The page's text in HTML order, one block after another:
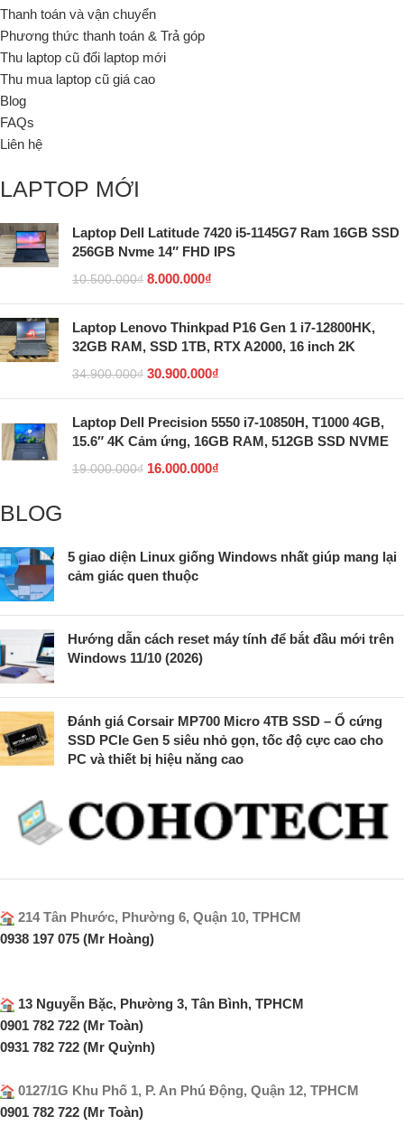
Thanh toán và vận chuyển
Phương thức thanh toán & Trả góp
Thu laptop cũ đổi laptop mới
Thu mua laptop cũ giá cao
Blog
FAQs
Liên hệ
LAPTOP MỚI
Laptop Dell Latitude 7420 i5-1145G7 Ram 16GB SSD
256GB Nvme 14″ FHD IPS
10.500.000₫ 8.000.000₫
Laptop Lenovo Thinkpad P16 Gen 1 i7-12800HK,
32GB RAM, SSD 1TB, RTX A2000, 16 inch 2K
34.900.000₫ 30.900.000₫
Laptop Dell Precision 5550 i7-10850H, T1000 4GB,
15.6″ 4K Cảm ứng, 16GB RAM, 512GB SSD NVME
19.000.000₫ 16.000.000₫
BLOG
5 giao diện Linux giống Windows nhất giúp mang lại
cảm giác quen thuộc
Hướng dẫn cách reset máy tính để bắt đầu mới trên
Windows 11/10 (2026)
Đánh giá Corsair MP700 Micro 4TB SSD – Ổ cứng
SSD PCIe Gen 5 siêu nhỏ gọn, tốc độ cực cao cho
PC và thiết bị hiệu năng cao
214 Tân Phước, Phường 6, Quận 10, TPHCM
0938 197 075 (Mr Hoàng)
13 Nguyễn Bặc, Phường 3, Tân Bình, TPHCM
0901 782 722 (Mr Toàn)
0931 782 722 (Mr Quỳnh)
0127/1G Khu Phố 1, P. An Phú Động, Quận 12, TPHCM
0901 782 722 (Mr Toàn)